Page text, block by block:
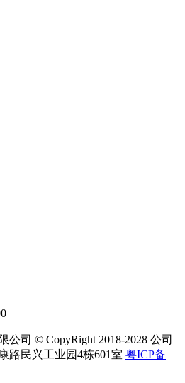
司 © CopyRight 2018-2028 公司
路民兴工业园4栋601室 粤ICP备